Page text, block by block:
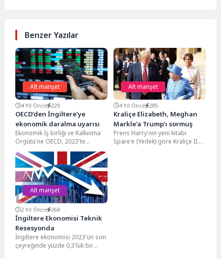
Benzer Yazılar
Alt manşet
4 Yıl Önce 229
OECD’den İngiltere’ye
ekonomik daralma uyarısı
Ekonomik İş birliği ve Kalkınma
Örgütü'ne OECD, 2023'te
küresel olarak "önemli bir
büyüme yavaşlaması"
öngörüyor. OECD'nin...
Alt manşet
4 Yıl Önce 285
Kraliçe Elizabeth, Meghan
Markle’a Trump’ı sormuş
Prens Harry'nin yeni kitabı
Spare'e (Yedek) göre Kraliçe II.
Alt manşet
2 Yıl Önce 268
İngiltere Ekonomisi Teknik
Resesyonda
İngiltere ekonomisi 2023'ün son
çeyreğinde yüzde 0,3'lük bir